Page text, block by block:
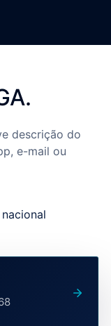
descrição do
e-mail ou